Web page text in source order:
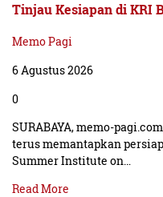
Tinjau Kesiapan di KRI
Memo Pagi
6 Agustus 2026
0
SURABAYA, memo-
terus memantapkan
Summer Institute on…
Read More